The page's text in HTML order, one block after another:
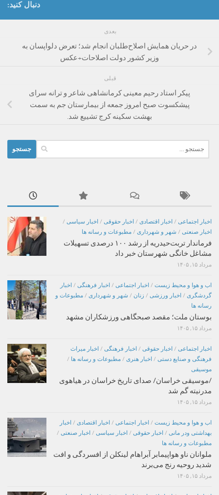
دنبال کنید:
بعدی
در حریان همایش اصلاح‌طلبان انجام شد؛ تعرض دلواپسان به
وزیر کشور دولت اصلاحات+عکس
قبلی
پیکر استاد رحیم معینی کرمانشاهی شاعر و ترانه سرای
پیشکسوت صبح امروز جمعه از بیمارستان جم به سمت
بهشت سکینه کرج تشییع شد.
برای:
اخبار اجتماعی / اخبار اقتصادی / اخبار حقوقی / اخبار سیاسی /
اخبار صنعتی / شهر و شهرداری / مطبوعات و رسانه ها
فرماندار تربت‌حیدریه از رشد ۱۰۰ درصدی تسهیلات
مشاغل خانگی شهرستان خبر داد
مرداد ۱۵, ۱۴۰۵
اب و هوا و محیط زیست / اخبار اجتماعی / اخبار فرهنگی / اخبار
گردشگری / اخبار ورزشی / زنان / شهر و شهرداری / مطبوعات و
رسانه ها
بوستان ملت؛ مقصد صبحگاهی ورزشکاران مشهد
مرداد ۱۵, ۱۴۰۵
اخبار اجتماعی / اخبار حقوقی / اخبار فرهنگی / اخبار میراث
فرهنگی و صنایع دستی / اخبار هنری / مطبوعات و رسانه ها /
موسیقی
/موسیقی خراسان/ صدای تاریخ خراسان در هیاهوی
مدرنیته گم شد
مرداد ۱۵, ۱۴۰۵
اب و هوا و محیط زیست / اخبار اجتماعی / اخبار اقتصادی / اخبار
بهداشتی ودر مانی / اخبار حقوقی / اخبار سیاسی / اخبار صنعتی /
مطبوعات و رسانه ها
ملوانان ناو هواپیمابر آبراهام لینکلن از افسردگی و افت
شدید روحیه رنج می‌برند
مرداد ۱۵, ۱۴۰۵